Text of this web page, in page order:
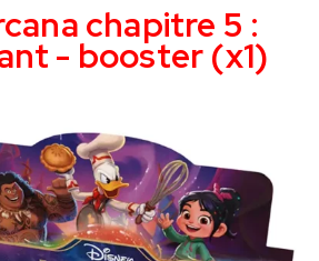
chapitre 5 :
- booster (x1)